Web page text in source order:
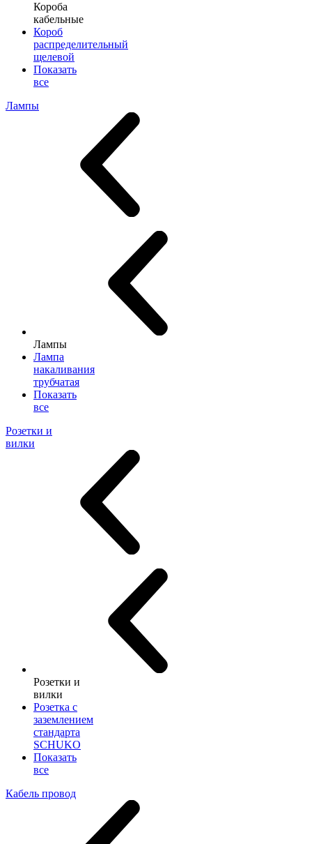
Короба
кабельные
Короб
распределительный
щелевой
Показать
все
Лампы
Лампы
Лампа
накаливания
трубчатая
Показать
все
Розетки и
вилки
Розетки и
вилки
Розетка с
заземлением
стандарта
SCHUKO
Показать
все
Кабель провод